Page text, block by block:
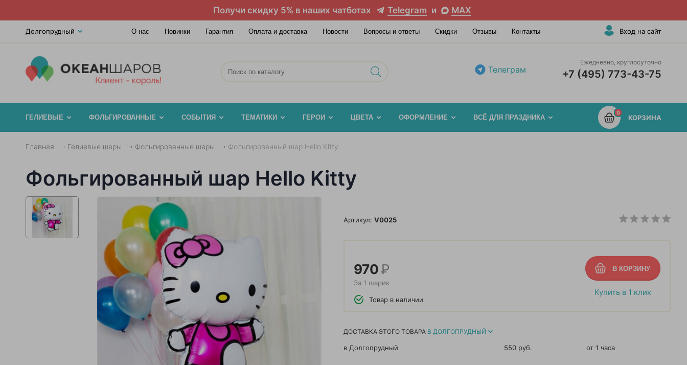
Получи скидку 5% в наших чатботах Telegram и MAX
Долгопрудный О нас Новинки Гарантия Оплата и доставка Новости Вопросы и ответы Скидки Отзывы Контакты Вход на сайт
Телеграм
Ежедневно, круглосуточно
+7 (495) 773-43-75
0
КОРЗИНА
ГЕЛИЕВЫЕ ФОЛЬГИРОВАННЫЕ СОБЫТИЯ ТЕМАТИКИ ГЕРОИ ЦВЕТА ОФОРМЛЕНИЕ ВСЁ ДЛЯ ПРАЗДНИКА
Главная Гелиевые шары Фольгированные шары Фольгированный шар Hello Kitty
Фольгированный шар Hello Kitty
Артикул: V0025
Купить в 1 клик
970Р
За 1 шарик
Товар в наличии
ДОСТАВКА ЭТОГО ТОВАРА В ДОЛГОПРУДНЫЙ
в Долгопрудный 550 руб. от 1 часа